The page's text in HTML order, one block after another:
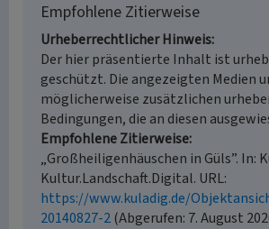
Empfohlene Zitierweise
Urheberrechtlicher Hinweis
Der hier präsentierte Inhalt ist
geschützt. Die angezeigten Medien
möglicherweise zusätzlichen
Bedingungen, die an diesen
Empfohlene Zitierweise
„Großheiligenhäuschen in Güls”. In:
Kultur.Landschaft.Digital. URL:
https://www.kuladig.de/
20140827-2(Abgerufen: 7. August